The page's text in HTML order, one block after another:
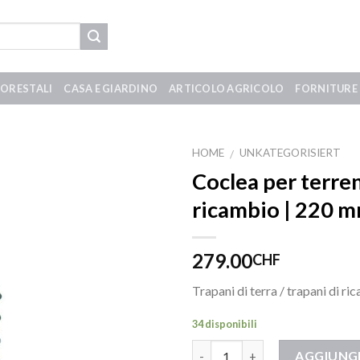
CASA E GIARDINO ARTICOLO AGRICOLO FORNITURE
HOME / UNKATEGORISIERT
Coclea per
ricambio | 220
279.00CHF
Trapani di terra / trapani di
34 disponibili